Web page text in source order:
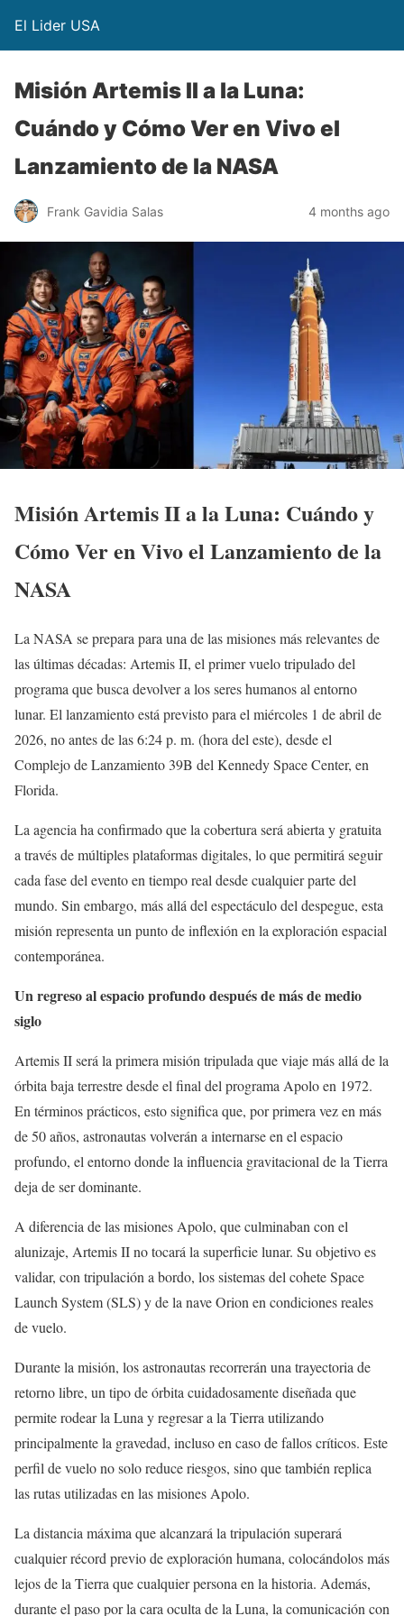
El Lider USA
Misión Artemis II a la Luna:
Cuándo y Cómo Ver en Vivo el
Lanzamiento de la NASA
Frank Gavidia Salas 4 months ago
Misión Artemis II a la Luna: Cuándo y
Cómo Ver en Vivo el Lanzamiento de la
NASA
La NASA se prepara para una de las misiones más relevantes de
las últimas décadas: Artemis II, el primer vuelo tripulado del
programa que busca devolver a los seres humanos al entorno
lunar. El lanzamiento está previsto para el miércoles 1 de abril de
2026, no antes de las 6:24 p. m. (hora del este), desde el
Complejo de Lanzamiento 39B del Kennedy Space Center, en
Florida.
La agencia ha confirmado que la cobertura será abierta y gratuita
a través de múltiples plataformas digitales, lo que permitirá seguir
cada fase del evento en tiempo real desde cualquier parte del
mundo. Sin embargo, más allá del espectáculo del despegue, esta
misión representa un punto de inflexión en la exploración espacial
contemporánea.
Un regreso al espacio profundo después de más de medio
siglo
Artemis II será la primera misión tripulada que viaje más allá de la
órbita baja terrestre desde el final del programa Apolo en 1972.
En términos prácticos, esto significa que, por primera vez en más
de 50 años, astronautas volverán a internarse en el espacio
profundo, el entorno donde la influencia gravitacional de la Tierra
deja de ser dominante.
A diferencia de las misiones Apolo, que culminaban con el
alunizaje, Artemis II no tocará la superficie lunar. Su objetivo es
validar, con tripulación a bordo, los sistemas del cohete Space
Launch System (SLS) y de la nave Orion en condiciones reales
de vuelo.
Durante la misión, los astronautas recorrerán una trayectoria de
retorno libre, un tipo de órbita cuidadosamente diseñada que
permite rodear la Luna y regresar a la Tierra utilizando
principalmente la gravedad, incluso en caso de fallos críticos. Este
perfil de vuelo no solo reduce riesgos, sino que también replica
las rutas utilizadas en las misiones Apolo.
La distancia máxima que alcanzará la tripulación superará
cualquier récord previo de exploración humana, colocándolos más
lejos de la Tierra que cualquier persona en la historia. Además,
durante el paso por la cara oculta de la Luna, la comunicación con